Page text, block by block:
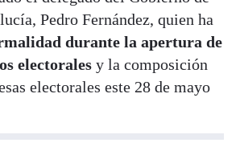
Pedro Fernández, quien ha
durante la apertura de
electorales y la composición
electorales este 28 de mayo